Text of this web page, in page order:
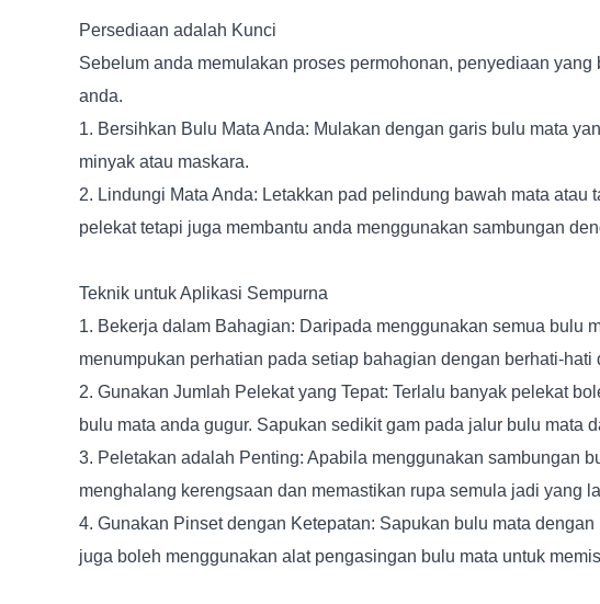
Persediaan adalah Kunci
Sebelum anda memulakan proses permohonan, penyediaan
anda.
1. Bersihkan Bulu Mata Anda: Mulakan dengan garis bulu mata
minyak atau maskara.
2. Lindungi Mata Anda: Letakkan pad pelindung bawah mata
pelekat tetapi juga membantu anda menggunakan sambungan
Teknik untuk Aplikasi Sempurna
1. Bekerja dalam Bahagian: Daripada menggunakan semua bulu
menumpukan perhatian pada setiap bahagian dengan berhati-
2. Gunakan Jumlah Pelekat yang Tepat: Terlalu banyak pelekat
bulu mata anda gugur. Sapukan sedikit gam pada jalur bulu mata
3. Peletakan adalah Penting: Apabila menggunakan sambungan
menghalang kerengsaan dan memastikan rupa semula jadi yang
4. Gunakan Pinset dengan Ketepatan: Sapukan bulu mata
juga boleh menggunakan alat pengasingan bulu mata untuk